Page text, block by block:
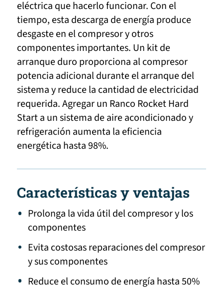
eléctrica que hacerlo funcionar. Con el
tiempo, esta descarga de energía produce
desgaste en el compresor y otros
componentes importantes. Un kit de
arranque duro proporciona al compresor
potencia adicional durante el arranque del
sistema y reduce la cantidad de electricidad
requerida. Agregar un Ranco Rocket Hard
Start a un sistema de aire acondicionado y
refrigeración aumenta la eficiencia
energética hasta 98%.
Características y ventajas
Prolonga la vida útil del compresor y los
componentes
Evita costosas reparaciones del compresor
y sus componentes
Reduce el consumo de energía hasta 50%